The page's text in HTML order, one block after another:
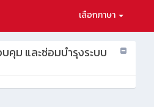
เลือกภาษา
คุม และซ่อมบำรุงระบบ